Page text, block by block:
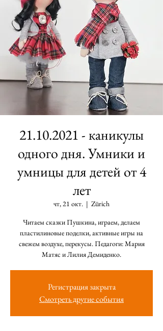
21.10.2021 - каникулы
одного дня. Умники и
умницы для детей от 4
лет
чт, 21 окт.
  |
Zürich
Читаем сказки Пушкина, играем, делаем
пластилиновые поделки, активные игры на
свежем воздухе, перекусы. Педагоги: Мария
Матяс и Лилия Демиденко.
Регистрация закрыта
Смотреть другие события